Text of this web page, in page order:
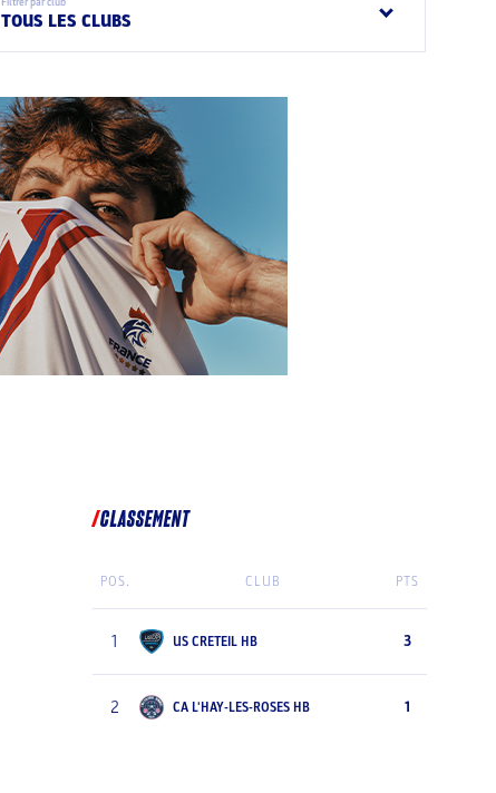
TOUS LES CLUBS
CLASSEMENT
POS. CLUB PTS
1 US CRETEIL HB 3
2 CA L'HAY-LES-ROSES HB 1